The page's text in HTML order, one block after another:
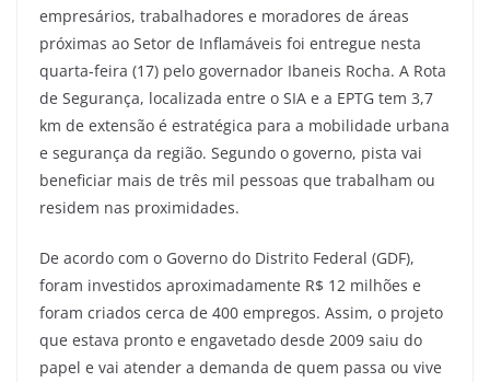
empresários, trabalhadores e moradores de áreas
próximas ao Setor de Inflamáveis foi entregue nesta
quarta-feira (17) pelo governador Ibaneis Rocha. A Rota
de Segurança, localizada entre o SIA e a EPTG tem 3,7
km de extensão é estratégica para a mobilidade urbana
e segurança da região. Segundo o governo, pista vai
beneficiar mais de três mil pessoas que trabalham ou
residem nas proximidades.
De acordo com o Governo do Distrito Federal (GDF),
foram investidos aproximadamente R$ 12 milhões e
foram criados cerca de 400 empregos. Assim, o projeto
que estava pronto e engavetado desde 2009 saiu do
papel e vai atender a demanda de quem passa ou vive